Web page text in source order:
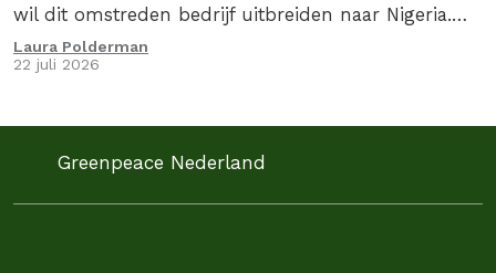
wil dit omstreden bedrijf uitbreiden naar Nigeria.
Wij kunnen en willen niet toekijken hoe JBS deze
verwoestende plannen vanuit Nederland uitrolt.
Laura Polderman
22 juli 2026
Greenpeace Nederland